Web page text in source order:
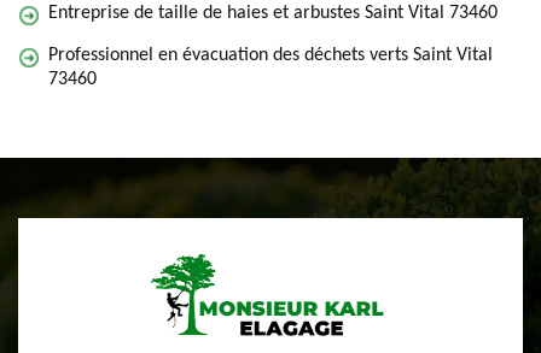
Entreprise de taille de haies et arbustes Saint Vital 73460
Professionnel en évacuation des déchets verts Saint Vital
73460